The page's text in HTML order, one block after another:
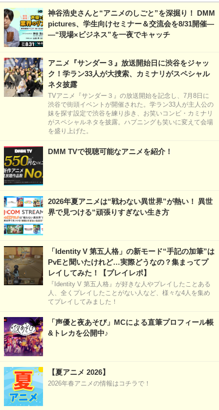
神谷浩史さんと“アニメのしごと”を深掘り！ DMM
pictures、学生向けセミナー＆交流会を8/31開催―
―“現場×ビジネス”を一夜でキャッチ
アニメ『サンダー３』放送開始日に渋谷をジャッ
ク！学ラン33人が大捜索、カミナリがスペシャル
ネタ披露
TVアニメ『サンダー３』の放送開始を記念し、7月8日に
渋谷で街頭イベントが開催された。学ラン33人が主人公の
妹を探す設定で渋谷を練り歩き、お笑いコンビ・カミナリ
がスペシャルネタを披露。ハプニングも笑いに変えて会場
を盛り上げた。
DMM TVで視聴可能なアニメを紹介！
2026年夏アニメは“戦わない異世界”が熱い！ 異世
界で見つける“頑張りすぎない生き方
「Identity V 第五人格」の新モード“手記の加筆”は
PvEと聞いたけれど…実際どうなの？集まってプ
レイしてみた！【プレイレポ】
『Identity V 第五人格』が好きな人やプレイしたことある
人、全くプレイしたことがない人など、様々な4人を集め
てプレイしてみました！
「声優と夜あそび」MCによる直筆プロフィール帳
&トレカを公開中♪
【夏アニメ 2026】
2026年春アニメの情報はコチラで！